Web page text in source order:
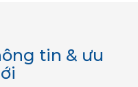
tin & ưu